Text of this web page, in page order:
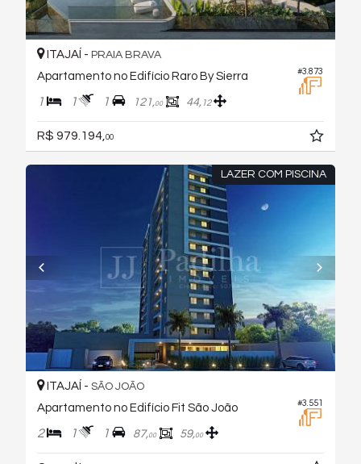
#3.873
ITAJAÍ - PRAIA BRAVA
Apartamento no Edifício Raro By Sierra
1 1 1 121,00 44, 12
R$ 979.194, 00
LAZER COM PISCINA
#3.551
ITAJAÍ - SÃO JOÃO
Apartamento no Edifício Fit São João
2 1 1 87,00 59,00